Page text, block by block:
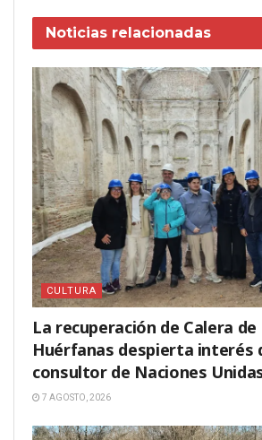
Noticias relacionadas
CULTURA
La recuperación de Calera de
Huérfanas despierta interés
consultor de Naciones
7 AGOSTO, 2026